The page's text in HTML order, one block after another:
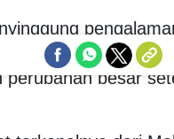
Malcolm X,
perubahan besar